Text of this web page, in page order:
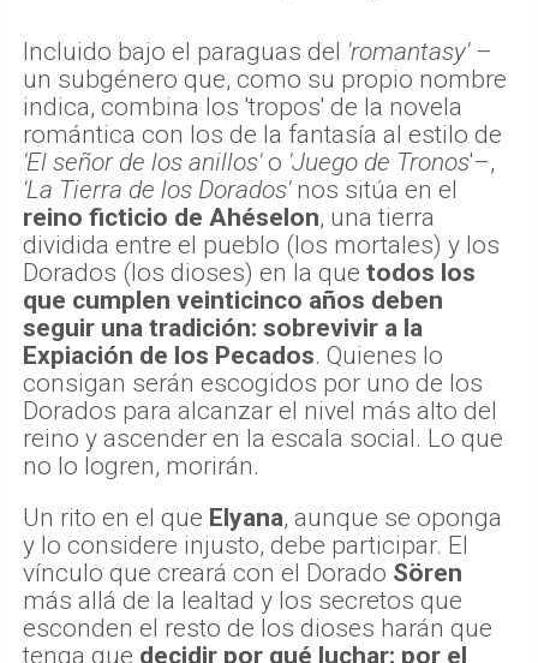
Incluido bajo el paraguas del 'romantasy'–
un subgénero que, como su propio nombre
indica, combina los 'tropos' de la novela
romántica con los de la fantasía al estilo de
'El señor de los anillos'o 'Juego de Tronos'–,
'La Tierra de los Dorados'nos sitúa en el
reino ficticio de Ahéselon, una tierra
dividida entre el pueblo (los mortales) y los
Dorados (los dioses) en la que todos los
que cumplen veinticinco años deben
seguir una tradición: sobrevivir a la
Expiación de los Pecados. Quienes lo
consigan serán escogidos por uno de los
Dorados para alcanzar el nivel más alto del
reino y ascender en la escala social. Lo que
no lo logren, morirán.
Un rito en el que Elyana, aunque se oponga
y lo considere injusto, debe participar. El
vínculo que creará con el Dorado Sören
más allá de la lealtad y los secretos que
esconden el resto de los dioses harán que
tenga que decidir por qué luchar: por el